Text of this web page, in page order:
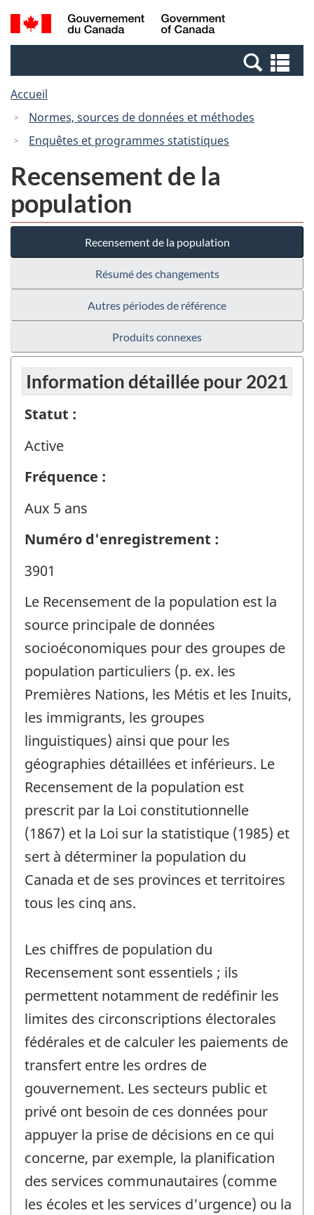
Passer
au
Passer
à
Canada
Recherche
et
et
Accueil
Normes, sources de données et méthodes
Enquêtes et programmes statistiques
Recensement de la
population
Recensement de la population
Résumé des changements
Autres périodes de référence
Produits connexes
Information détaillée pour 2021
Statut :
Active
Fréquence :
Aux 5 ans
Numéro d'enregistrement :
3901
Le Recensement de la population est la
source principale de données
socioéconomiques pour des groupes de
population particuliers (p. ex. les
Premières Nations, les Métis et les Inuits,
les immigrants, les groupes
linguistiques) ainsi que pour les
géographies détaillées et inférieurs. Le
Recensement de la population est
prescrit par la Loi constitutionnelle
(1867) et la Loi sur la statistique (1985) et
sert à déterminer la population du
Canada et de ses provinces et territoires
tous les cinq ans.
Les chiffres de population du
Recensement sont essentiels ; ils
permettent notamment de redéfinir les
limites des circonscriptions électorales
fédérales et de calculer les paiements de
transfert entre les ordres de
gouvernement. Les secteurs public et
privé ont besoin de ces données pour
appuyer la prise de décisions en ce qui
concerne, par exemple, la planification
des services communautaires (comme
les écoles et les services d'urgence) ou la